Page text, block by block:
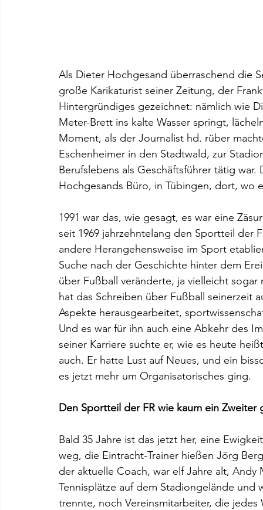
Als Dieter Hochgesand überraschend die
große Karikaturist seiner Zeitung, der
Hintergründiges gezeichnet: nämlich wie
Meter-Brett ins kalte Wasser springt,
Moment, als der Journalist hd. rüber
Eschenheimer in den Stadtwald, zur
Berufslebens als Geschäftsführer tätig
Hochgesands Büro, in Tübingen, dort, wo
1991 war das, wie gesagt, es war eine
seit 1969 jahrzehntelang den Sportteil der
andere Herangehensweise im Sport
Suche nach der Geschichte hinter dem
über Fußball veränderte, ja vielleicht
hat das Schreiben über Fußball seinerzeit
Aspekte herausgearbeitet,
Und es war für ihn auch eine Abkehr des
seiner Karriere suchte er, wie es heute
auch. Er hatte Lust auf Neues, und ein
es jetzt mehr um Organisatorisches ging.
Den Sportteil der FR wie kaum ein Zweiter
Bald 35 Jahre ist das jetzt her, eine
weg, die Eintracht-Trainer hießen Jörg
der aktuelle Coach, war elf Jahre alt,
Tennisplätze auf dem Stadiongelände
trennte, noch Vereinsmitarbeiter, die